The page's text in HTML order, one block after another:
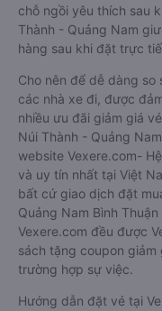
chỗ ngồi yêu thích sau
Thành - Quảng Nam
hàng sau khi đặt trực
Cho nên để dễ dàng
các nhà xe đi, được
nhiều ưu đãi giảm giá
Núi Thành - Quảng
website Vexere.com-
và uy tín nhất tại Việt
bất cứ giao dịch đặt
Quảng Nam Bình
Vexere.com đều được
sách tặng coupon
trường hợp sự việc.
Hướng dẫn đặt vé tại